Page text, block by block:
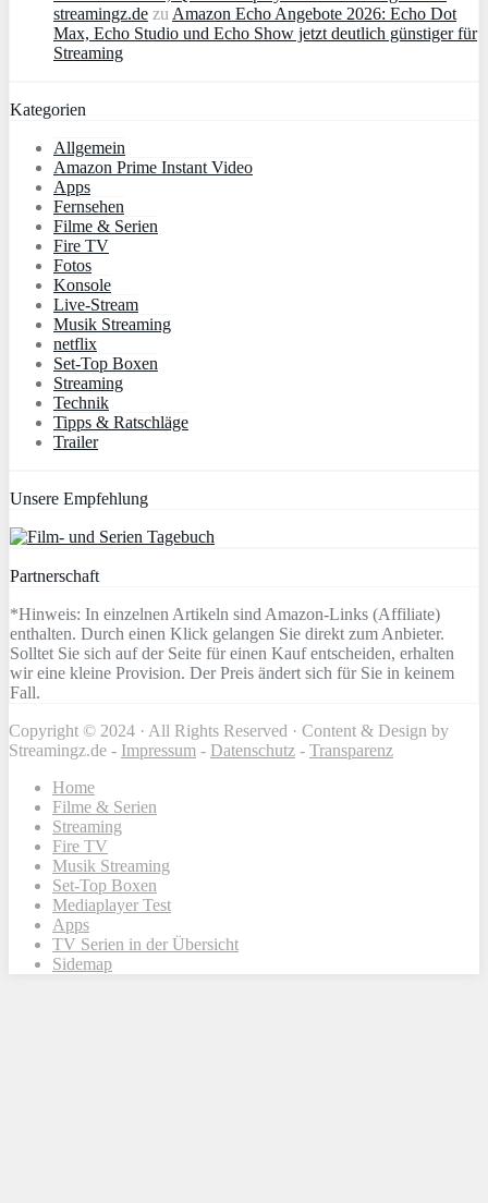
streamingz.de zu Amazon Echo Angebote 2026: Echo Dot
Max, Echo Studio und Echo Show jetzt deutlich günstiger für
Streaming
Kategorien
Allgemein
Amazon Prime Instant Video
Apps
Fernsehen
Filme & Serien
Fire TV
Fotos
Konsole
Live-Stream
Musik Streaming
netflix
Set-Top Boxen
Streaming
Technik
Tipps & Ratschläge
Trailer
Unsere Empfehlung
Partnerschaft
*Hinweis: In einzelnen Artikeln sind Amazon-Links (Affiliate)
enthalten. Durch einen Klick gelangen Sie direkt zum Anbieter.
Solltet Sie sich auf der Seite für einen Kauf entscheiden, erhalten
wir eine kleine Provision. Der Preis ändert sich für Sie in keinem
Fall.
Copyright © 2024 · All Rights Reserved · Content & Design by
Streamingz.de - Impressum - Datenschutz - Transparenz
Home
Filme & Serien
Streaming
Fire TV
Musik Streaming
Set-Top Boxen
Mediaplayer Test
Apps
TV Serien in der Übersicht
Sidemap